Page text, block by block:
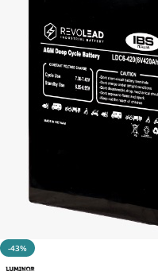
-43%